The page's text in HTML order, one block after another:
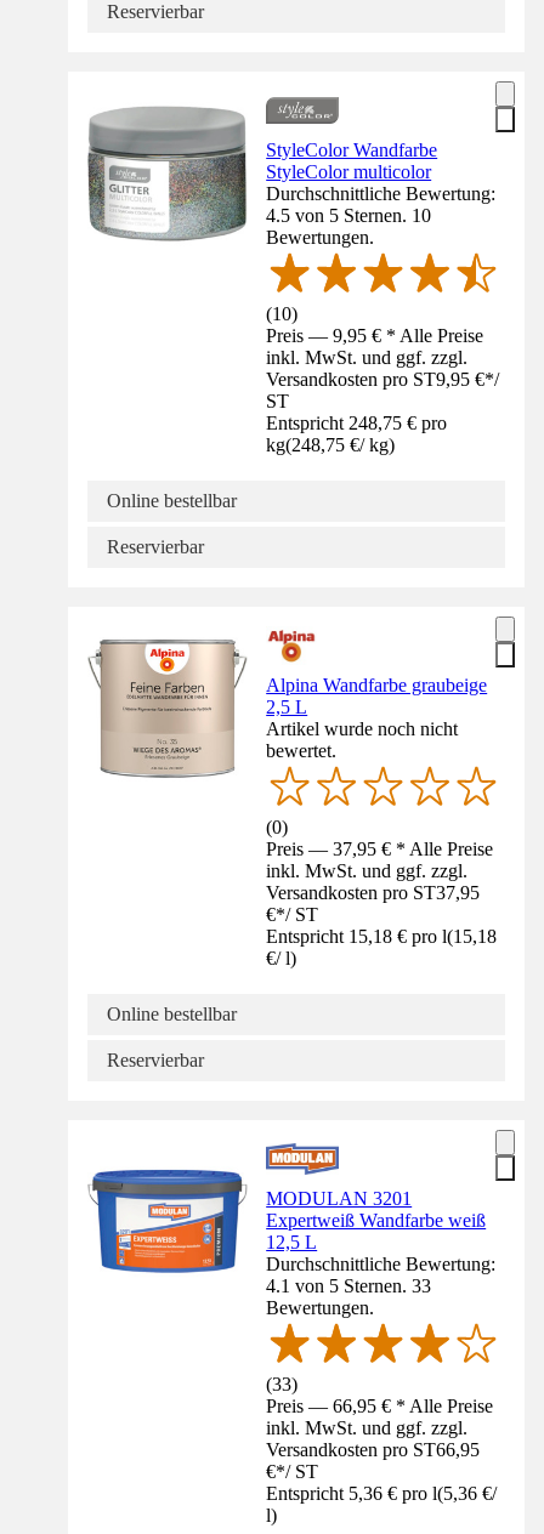
Reservierbar
StyleColor Wandfarbe
StyleColor multicolor
Durchschnittliche Bewertung:
4.5 von 5 Sternen. 10
Bewertungen.
(10)
Preis — 9,95 € * Alle Preise
inkl. MwSt. und ggf. zzgl.
Versandkosten pro ST9,95 €*/
ST
Entspricht 248,75 € pro
kg(248,75 €/ kg)
Online bestellbar
Reservierbar
Alpina Wandfarbe graubeige
2,5 L
Artikel wurde noch nicht
bewertet.
(0)
Preis — 37,95 € * Alle Preise
inkl. MwSt. und ggf. zzgl.
Versandkosten pro ST37,95
€*/ ST
Entspricht 15,18 € pro l(15,18
€/ l)
Online bestellbar
Reservierbar
MODULAN 3201
Expertweiß Wandfarbe weiß
12,5 L
Durchschnittliche Bewertung:
4.1 von 5 Sternen. 33
Bewertungen.
(33)
Preis — 66,95 € * Alle Preise
inkl. MwSt. und ggf. zzgl.
Versandkosten pro ST66,95
€*/ ST
Entspricht 5,36 € pro l(5,36 €/
l)